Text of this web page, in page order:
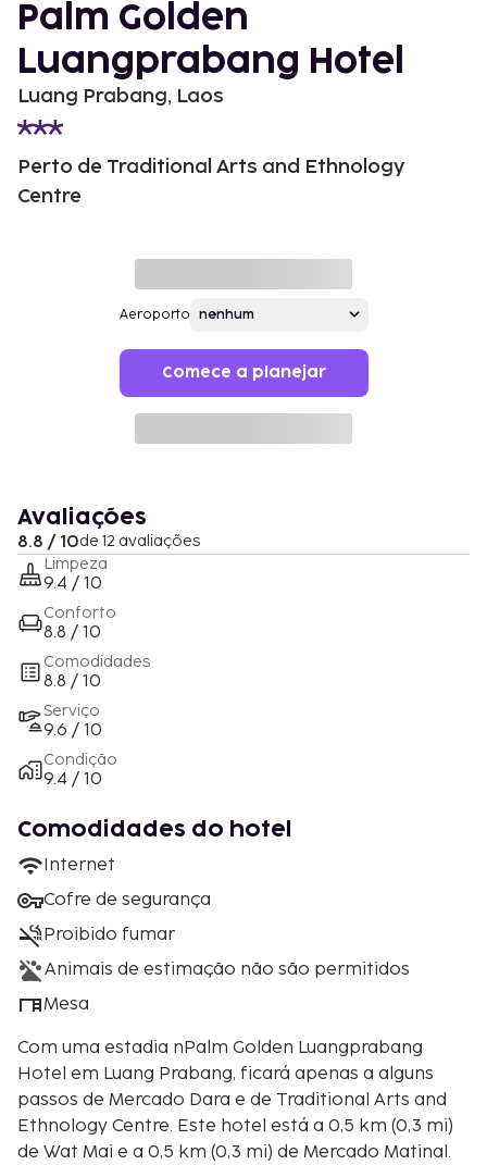
Palm Golden
Luangprabang Hotel
Luang Prabang, Laos
Perto de Traditional Arts and Ethnology
Centre
Aeroporto
Comece a planejar
Avaliações
8.8 / 10de 12 avaliações
Limpeza
9.4 / 10
Conforto
8.8 / 10
Comodidades
8.8 / 10
Serviço
9.6 / 10
Condição
9.4 / 10
Comodidades do hotel
Internet
Cofre de segurança
Proibido fumar
Animais de estimação não são permitidos
Mesa
Com uma estadia nPalm Golden Luangprabang
Hotel em Luang Prabang, ficará apenas a alguns
passos de Mercado Dara e de Traditional Arts and
Ethnology Centre. Este hotel está a 0,5 km (0,3 mi)
de Wat Mai e a 0,5 km (0,3 mi) de Mercado Matinal.